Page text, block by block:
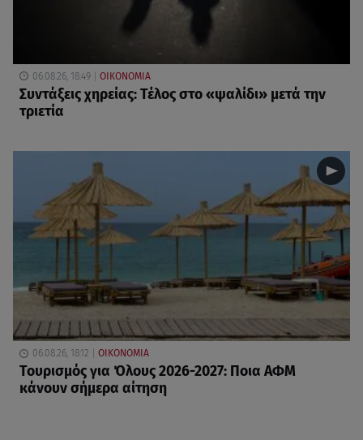
06.08.26, 18:49 ΟΙΚΟΝΟΜΙΑ
Συντάξεις χηρείας: Τέλος στο «ψαλίδι» μετά την
τριετία
06.08.26, 18:12 ΟΙΚΟΝΟΜΙΑ
Τουρισμός για Όλους 2026-2027: Ποια ΑΦΜ
κάνουν σήμερα αίτηση